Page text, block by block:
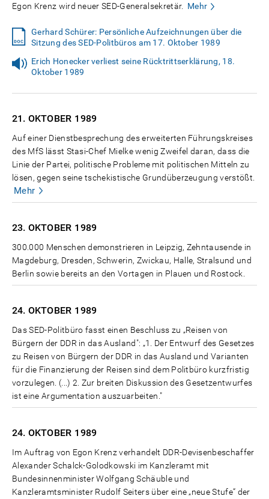
Egon Krenz wird neuer SED-Generalsekretär.
Mehr
Gerhard Schürer: Persönliche Aufzeichnungen über die
Sitzung des SED-Politbüros am 17. Oktober 1989
Erich Honecker verliest seine Rücktrittserklärung, 18.
Oktober 1989
21. OKTOBER 1989
Auf einer Dienstbesprechung des erweiterten Führungskreises
des MfS lässt Stasi-Chef Mielke wenig Zweifel daran, dass die
Linie der Partei, politische Probleme mit politischen Mitteln zu
lösen, gegen seine tschekistische Grundüberzeugung verstößt.
Mehr
23. OKTOBER 1989
300.000 Menschen demonstrieren in Leipzig, Zehntausende in
Magdeburg, Dresden, Schwerin, Zwickau, Halle, Stralsund und
Berlin sowie bereits an den Vortagen in Plauen und Rostock.
24. OKTOBER 1989
Das SED-Politbüro fasst einen Beschluss zu „Reisen von
Bürgern der DDR in das Ausland": „1. Der Entwurf des Gesetzes
zu Reisen von Bürgern der DDR in das Ausland und Varianten
für die Finanzierung der Reisen sind dem Politbüro kurzfristig
vorzulegen. (...) 2. Zur breiten Diskussion des Gesetzentwurfes
ist eine Argumentation auszuarbeiten."
24. OKTOBER 1989
Im Auftrag von Egon Krenz verhandelt DDR-Devisenbeschaffer
Alexander Schalck-Golodkowski im Kanzleramt mit
Bundesinnenminister Wolfgang Schäuble und
Kanzleramtsminister Rudolf Seiters über eine „neue Stufe“ der